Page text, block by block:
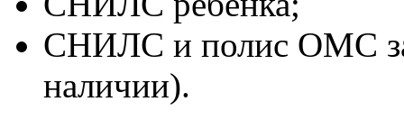
СНИЛС и полис ОМС
наличии).